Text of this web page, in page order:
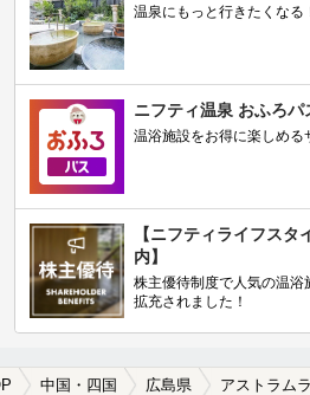
温泉にもっと行きたくなる
ニフティ温泉 おふろパ
温浴施設をお得に楽しめる
【ニフティライフス
内】
株主優待制度で人気の温
拡充されました！
中国・四国 広島県